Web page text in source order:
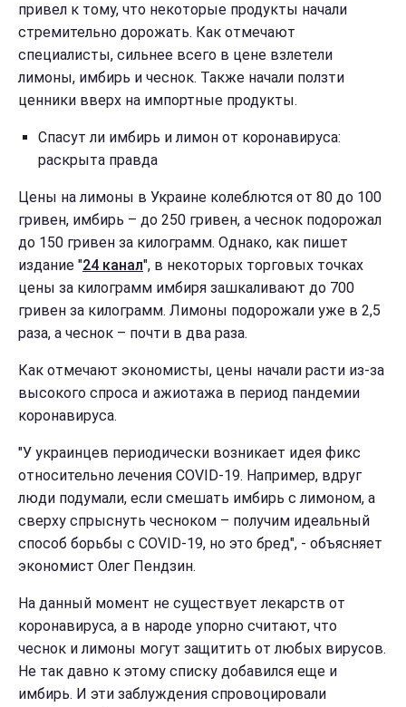
привел к тому, что некоторые продукты начали
стремительно дорожать. Как отмечают
специалисты, сильнее всего в цене взлетели
лимоны, имбирь и чеснок. Также начали ползти
ценники вверх на импортные продукты.
Спасут ли имбирь и лимон от коронавируса:
раскрыта правда
Цены на лимоны в Украине колеблются от 80 до 100
гривен, имбирь – до 250 гривен, а чеснок подорожал
до 150 гривен за килограмм. Однако, как пишет
издание "24 канал", в некоторых торговых точках
цены за килограмм имбиря зашкаливают до 700
гривен за килограмм. Лимоны подорожали уже в 2,5
раза, а чеснок – почти в два раза.
Как отмечают экономисты, цены начали расти из-за
высокого спроса и ажиотажа в период пандемии
коронавируса.
"У украинцев периодически возникает идея фикс
относительно лечения COVID-19. Например, вдруг
люди подумали, если смешать имбирь с лимоном, а
сверху спрыснуть чесноком – получим идеальный
способ борьбы с COVID-19, но это бред", - объясняет
экономист Олег Пендзин.
На данный момент не существует лекарств от
коронавируса, а в народе упорно считают, что
чеснок и лимоны могут защитить от любых вирусов.
Не так давно к этому списку добавился еще и
имбирь. И эти заблуждения спровоцировали